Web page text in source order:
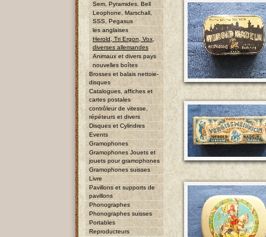
Sem, Pyramides, Bell
Leophone, Marschall,
SSS, Pegasus
les anglaises
Herold, Tri Ergon, Vox,
diverses allemandes
Animaux et divers pays
nouvelles boîtes
Brosses et balais nettoie-
disques
Catalogues, affiches et
cartes postales
contrôleur de vitesse,
répéteurs et divers
Disques et Cylindres
Events
Gramophones
Gramophones Jouets et
jouets pour gramophones
Gramophones suisses
Livre
Pavillons et supports de
pavillons
Phonographes
Phonographes suisses
Portables
Reproducteurs